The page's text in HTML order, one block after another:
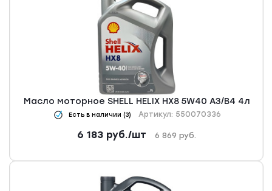
Масло моторное SHELL HELIX HX8 5W40 A3/B4 4л
Есть в наличии (3) Артикул: 550070336
6 183 руб./шт 6 869 руб.